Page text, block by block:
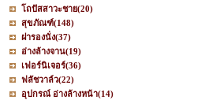
โถปัสสาวะชาย(20)
สุขภัณฑ์(148)
ฝารองนั่ง(37)
อ่างล้างจาน(19)
เฟอร์นิเจอร์(36)
ฟลัชวาล์ว(22)
อุปกรณ์ อ่างล้างหน้า(14)